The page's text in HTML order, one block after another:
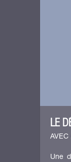
LE
AVEC
Une